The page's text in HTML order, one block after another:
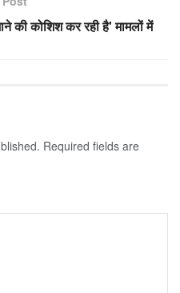
की कोशिश कर रही है' मामलों में
Required fields are